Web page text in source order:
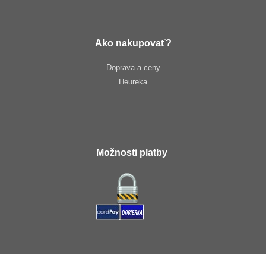
Ako nakupovať?
Doprava a ceny
Heureka
Možnosti platby